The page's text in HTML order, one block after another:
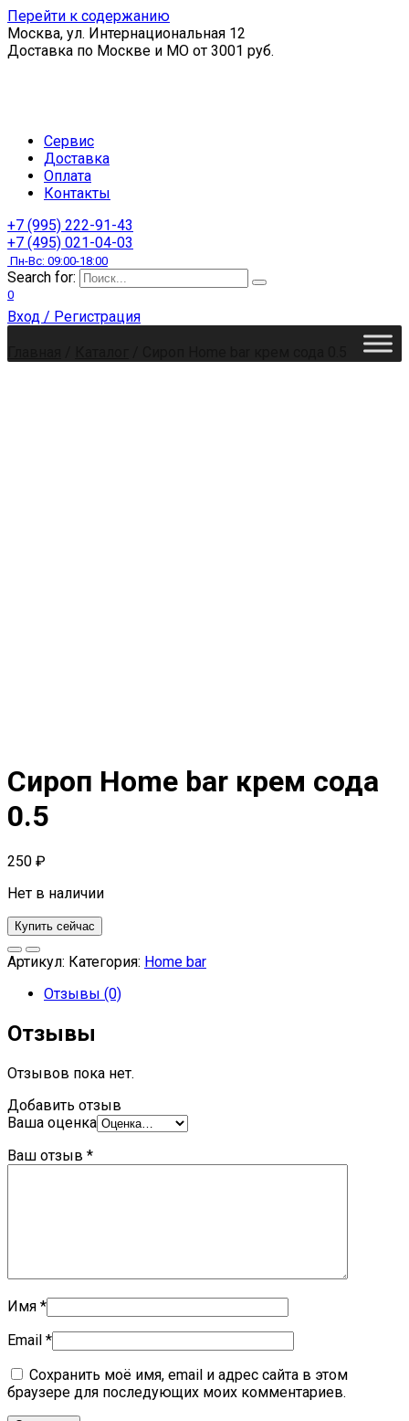
Перейти к содержанию
Москва, ул. Интернациональная 12
Доставка по Москве и МО от 3001 руб.
Сервис
Доставка
Оплата
Контакты
+7 (995) 222-91-43
+7 (495) 021-04-03
Пн-Вс: 09:00-18:00
Search for:
0
Вход / Регистрация
Сироп Home bar крем сода
0.5
250 ₽
Нет в наличии
Купить сейчас
Артикул: Категория: Home bar
Отзывы (0)
Отзывы
Отзывов пока нет.
Добавить отзыв
Ваша оценка
Ваш отзыв *
Имя *
Email *
Сохранить моё имя, email и адрес сайта в этом
браузере для последующих моих комментариев.